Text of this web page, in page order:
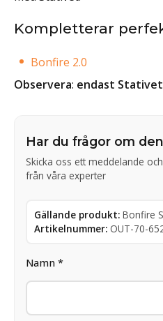
Kompletterar
Bonfire 2.0
Observera: endast
Har du frågor om
Skicka oss ett meddelande
från våra experter
Gällande produkt: Bonfire
Artikelnummer: OUT-70-
Namn *